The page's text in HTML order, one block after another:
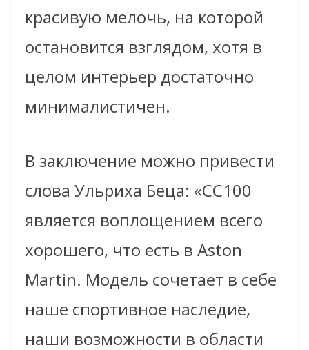
красивую мелочь, на которой
остановится взглядом, хотя в
целом интерьер достаточно
минималистичен.
В заключение можно привести
слова Ульриха Беца: «CC100
является воплощением всего
хорошего, что есть в Aston
Martin. Модель сочетает в себе
наше спортивное наследие,
наши возможности в области